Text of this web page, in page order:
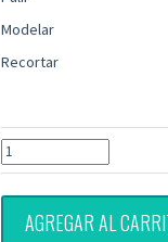
Modelar
Recortar
AGREGAR AL